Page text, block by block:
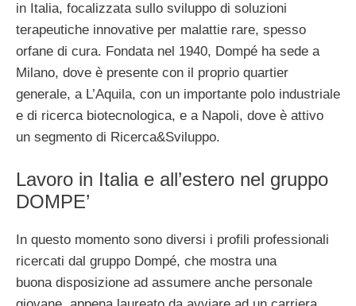
in Italia, focalizzata sullo sviluppo di soluzioni
terapeutiche innovative per malattie rare, spesso
orfane di cura. Fondata nel 1940, Dompé ha sede a
Milano, dove è presente con il proprio quartier
generale, a L’Aquila, con un importante polo industriale
e di ricerca biotecnologica, e a Napoli, dove è attivo
un segmento di Ricerca&Sviluppo.
Lavoro in Italia e all’estero nel gruppo
DOMPE’
In questo momento sono diversi i profili professionali
ricercati dal gruppo Dompé, che mostra una
buona disposizione ad assumere anche personale